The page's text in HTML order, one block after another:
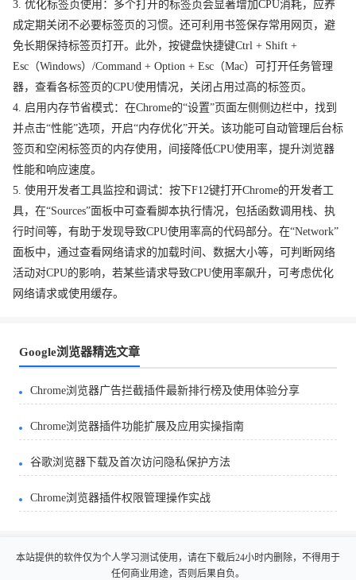
3. 优化标签页使用：多个打开的标签页会显著增加CPU消耗，应养
成定期关闭不必要标签页的习惯。还可利用书签保存常用网页，避
免长期保持标签页打开。此外，按键盘快捷键Ctrl + Shift +
Esc（Windows）/Command + Option + Esc（Mac）可打开任务管理
器，查看各标签页的CPU使用情况，关闭占用过高的标签页。
4. 启用内存节省模式：在Chrome的“设置”页面左侧侧边栏中，找到
并点击“性能”选项，开启“内存优化”开关。该功能可自动管理后台标
签页和空闲标签页的内存使用，间接降低CPU使用率，提升浏览器
性能和响应速度。
5. 使用开发者工具监控和调试：按下F12键打开Chrome的开发者工
具，在“Sources”面板中可查看脚本执行情况，包括函数调用栈、执
行时间等，有助于发现导致CPU使用率高的代码部分。在“Network”
面板中，通过查看网络请求的加载时间、数据大小等，可判断网络
活动对CPU的影响，若某些请求导致CPU使用率飙升，可考虑优化
网络请求或使用缓存。
Google浏览器精选文章
Chrome浏览器广告拦截插件最新排行榜及使用体验分享
Chrome浏览器插件功能扩展及应用实操指南
谷歌浏览器下载及首次访问隐私保护方法
Chrome浏览器插件权限管理操作实战
本站提供的软件仅为个人学习测试使用，请在下载后24小时内删除，不得用于
任何商业用途，否则后果自负。